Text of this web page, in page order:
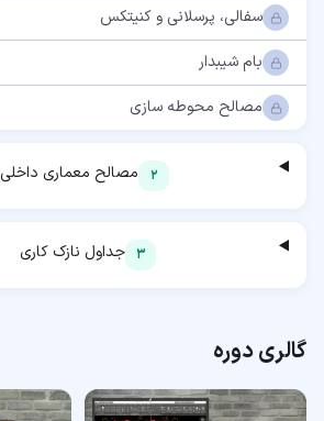
سفالی، پرسلانی و کنیتکس
بام شیبدار
مصالح محوطه سازی
2 مصالح معماری داخلی
3 جداول نازک کاری
گالری دوره